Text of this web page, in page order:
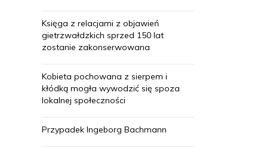
Księga z relacjami z objawień
gietrzwałdzkich sprzed 150 lat
zostanie zakonserwowana
Kobieta pochowana z sierpem i
kłódką mogła wywodzić się spoza
lokalnej społeczności
Przypadek Ingeborg Bachmann